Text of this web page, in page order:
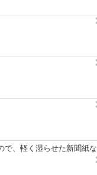
で、軽く湿らせた新聞紙な